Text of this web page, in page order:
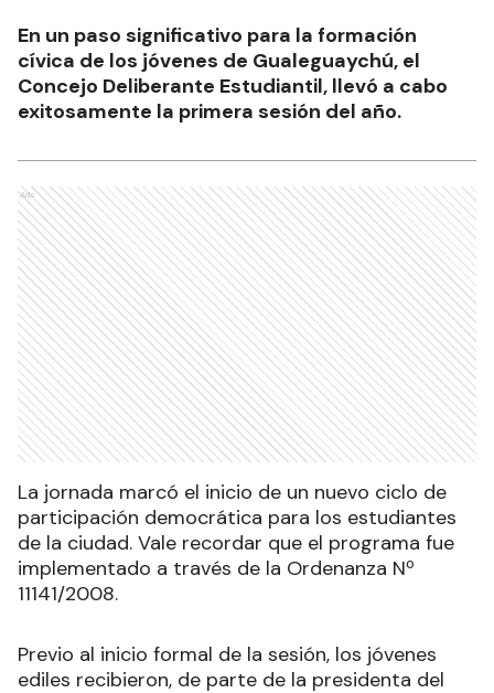
En un paso significativo para la formación
cívica de los jóvenes de Gualeguaychú, el
Concejo Deliberante Estudiantil, llevó a cabo
exitosamente la primera sesión del año.
Ads
La jornada marcó el inicio de un nuevo ciclo de
participación democrática para los estudiantes
de la ciudad. Vale recordar que el programa fue
implementado a través de la Ordenanza Nº
11141/2008.
Previo al inicio formal de la sesión, los jóvenes
ediles recibieron, de parte de la presidenta del